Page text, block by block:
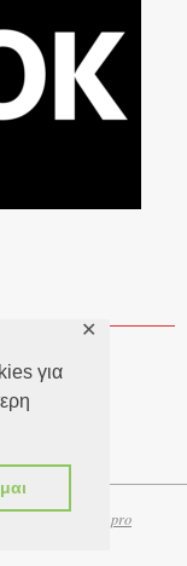
για
✕
Websitepro